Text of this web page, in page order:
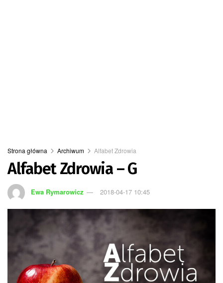
Strona główna Archiwum Alfabet Zdrowia
Alfabet Zdrowia – G
Ewa Rymarowicz 2018-04-17 10:45